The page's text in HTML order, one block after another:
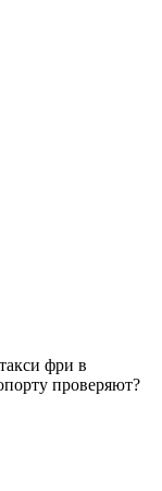
фри в
проверяют?